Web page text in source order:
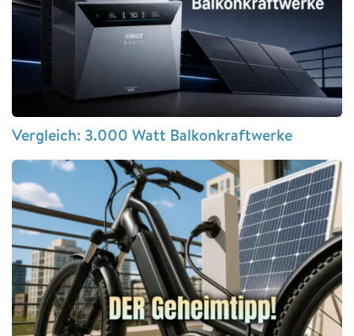
Vergleich: 3.000 Watt Balkonkraftwerke